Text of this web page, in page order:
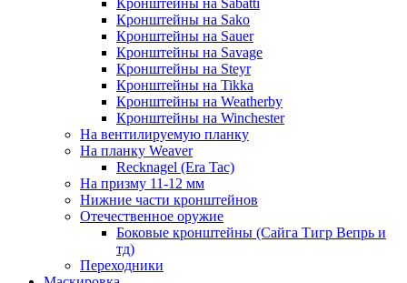
Кронштейны на Sabatti
Кронштейны на Sako
Кронштейны на Sauer
Кронштейны на Savage
Кронштейны на Steyr
Кронштейны на Tikka
Кронштейны на Weatherby
Кронштейны на Winchester
На вентилируемую планку
На планку Weaver
Recknagel (Era Tac)
На призму 11-12 мм
Нижние части кронштейнов
Отечественное оружие
Боковые кронштейны (Сайга Тигр Вепрь и
тд)
Переходники